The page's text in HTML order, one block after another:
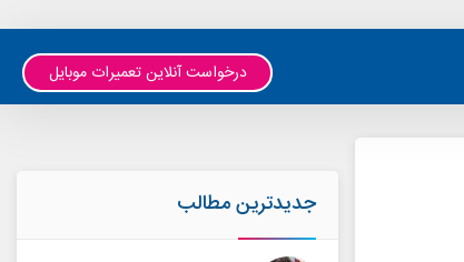
درخواست آنلاین تعمیرات موبایل
جدیدترین مطالب